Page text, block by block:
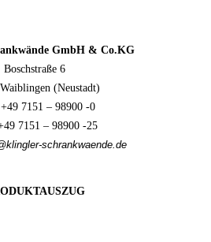
GmbH & Co.KG
Boschstraße 6
(Neustadt)
+49 7151 – 98900 -0
7151 – 98900 -25
schrankwaende.de